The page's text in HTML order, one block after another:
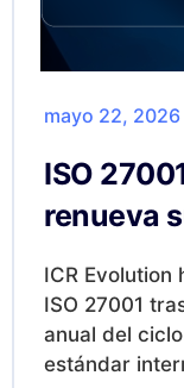
mayo 22, 2026
ISO
renueva
ICR
ISO 27001
anual del
estándar